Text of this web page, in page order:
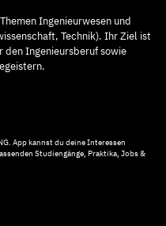
Ingenieurwesen und
Technik). Ihr Ziel ist
den Ingenieursberuf sowie
App kannst du deine Interessen
Studiengänge, Praktika, Jobs &